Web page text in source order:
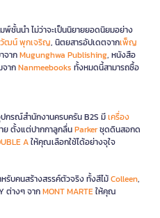
ชั้นนำ ไม่ว่าจะเป็นนิยายยอดนิยมอย่าง
ฒน์ พุกเจริญ, นิตยสารอัปเดตจากเพ็ญ
จากMugunghwa Publishing, หนังสือ
ากNanmeebooks ทั้งหมดนี้สามารถซื้อ
กรณ์สำนักงานครบครัน B2S มีเครื่อง
ย ตั้งแต่ปากกาลูกลื่นParkerชุดดินสอกด
Aให้คุณเลือกใช้ได้อย่างจุใจ
หรับคนสร้างสรรค์ตัวจริง ทั้งสีไม้Colleen,
ต่างๆ จากMONT MARTEให้คุณ